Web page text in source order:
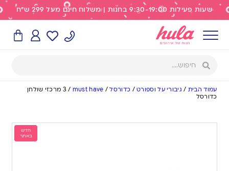
שעות פעילות 9:30-19:00 בחנות | משלוח חינם מעל 299 ש"ח
עמוד הבית / גיבורי על וספורט/ כדורסל/
must have
/
3 מרכזי שולחן
כדורסל
חדש
באתר